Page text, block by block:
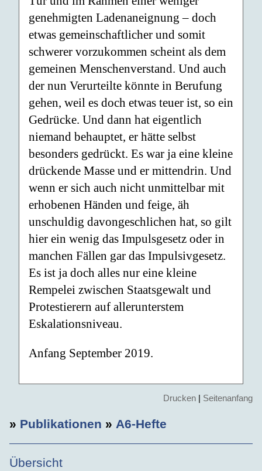
genehmigten Ladenaneignung – doch
etwas gemeinschaftlicher und somit
schwerer vorzukommen scheint als dem
gemeinen Menschenverstand. Und auch
der nun Verurteilte könnte in Berufung
gehen, weil es doch etwas teuer ist, so ein
Gedrücke. Und dann hat eigentlich
niemand behauptet, er hätte selbst
besonders gedrückt. Es war ja eine kleine
drückende Masse und er mittendrin. Und
wenn er sich auch nicht unmittelbar mit
erhobenen Händen und feige, äh
unschuldig davongeschlichen hat, so gilt
hier ein wenig das Impulsgesetz oder in
manchen Fällen gar das Impulsivgesetz.
Es ist ja doch alles nur eine kleine
Rempelei zwischen Staatsgewalt und
Protestierern auf allerunterstem
Eskalationsniveau.
Anfang September 2019.
Drucken | Seitenanfang
» Publikationen » A6-Hefte
Übersicht